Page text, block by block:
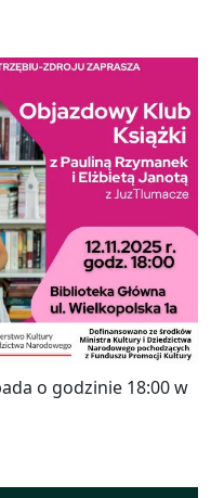
o godzinie 18:00 w